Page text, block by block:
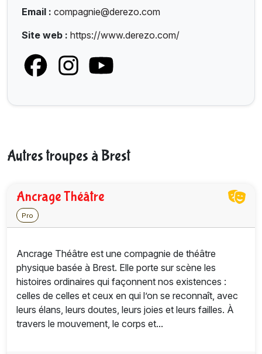
Email : compagnie@derezo.com
Site web : https://www.derezo.com/
Autres troupes à Brest
Ancrage Théâtre
Pro
Ancrage Théâtre est une compagnie de théâtre
physique basée à Brest. Elle porte sur scène les
histoires ordinaires qui façonnent nos existences :
celles de celles et ceux en qui l’on se reconnaît, avec
leurs élans, leurs doutes, leurs joies et leurs failles. À
travers le mouvement, le corps et...